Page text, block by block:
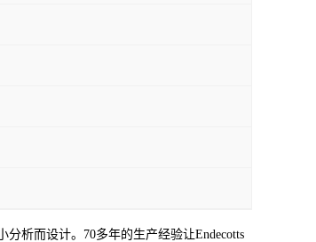
析而设计。70多年的生产经验让Endecotts